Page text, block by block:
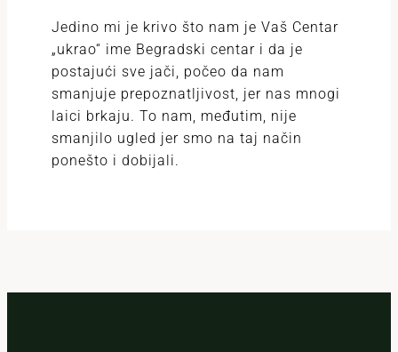
Jedino mi je krivo što nam je Vaš Centar
„ukrao“ ime Begradski centar i da je
postajući sve jači, počeo da nam
smanjuje prepoznatljivost, jer nas mnogi
laici brkaju. To nam, međutim, nije
smanjilo ugled jer smo na taj način
ponešto i dobijali.